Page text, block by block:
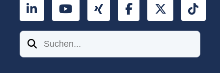
LinkedInYouTubeXing FacebookTwitter
Suchen